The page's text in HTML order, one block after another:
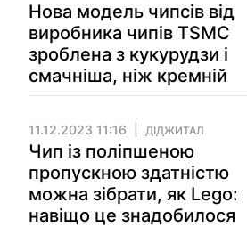
Нова модель чипсів від
виробника чипів TSMC
зроблена з кукурудзи і
смачніша, ніж кремній
11.12.2023 11:16 ДІДЖИТАЛ
Чип із поліпшеною
пропускною здатністю
можна зібрати, як Lego:
навіщо це знадобилося